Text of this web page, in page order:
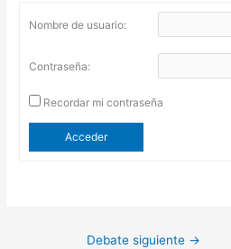
Nombre de usuario:
Contraseña:
Recordar mi contraseña
Acceder
Debate siguiente →